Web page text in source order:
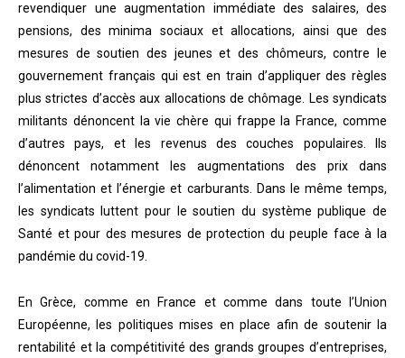
revendiquer une augmentation immédiate des salaires, des
pensions, des minima sociaux et allocations, ainsi que des
mesures de soutien des jeunes et des chômeurs, contre le
gouvernement français qui est en train d’appliquer des règles
plus strictes d’accès aux allocations de chômage. Les syndicats
militants dénoncent la vie chère qui frappe la France, comme
d’autres pays, et les revenus des couches populaires.
Ils
dénoncent notamment les augmentations des prix dans
l’alimentation et l’énergie et carburants. Dans le même temps,
les syndicats luttent pour le soutien du système publique de
Santé et pour des mesures de protection du peuple face à la
pandémie du covid-19.
En Grèce, comme en France et comme dans toute l’Union
Européenne, les politiques mises en place afin de soutenir la
rentabilité et la compétitivité des grands groupes d’entreprises,